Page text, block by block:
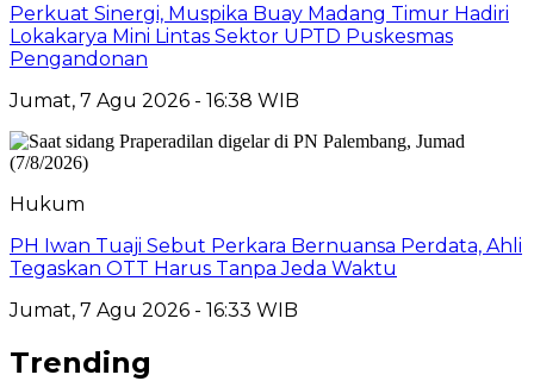
Perkuat Sinergi, Muspika Buay Madang Timur Hadiri
Lokakarya Mini Lintas Sektor UPTD Puskesmas
Pengandonan
Jumat, 7 Agu 2026 - 16:38 WIB
Hukum
PH Iwan Tuaji Sebut Perkara Bernuansa Perdata, Ahli
Tegaskan OTT Harus Tanpa Jeda Waktu
Jumat, 7 Agu 2026 - 16:33 WIB
Trending